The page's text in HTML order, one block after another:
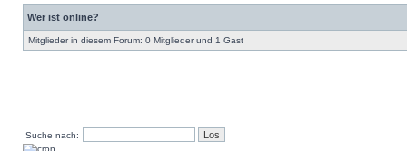
Wer ist online?
Mitglieder in diesem Forum: 0 Mitglieder und 1 Gast
Suche nach: